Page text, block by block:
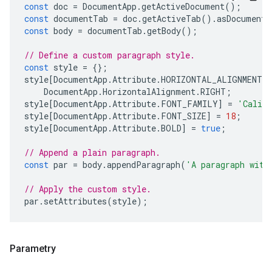
const doc = DocumentApp .getActiveDocument();
const documentTab = doc.getActiveTab().
const body = documentTab .getBody();
// Define a custom paragraph style.
const style = {};
style[DocumentApp .Attribute.HORIZONTAL_ALIGNMENT
DocumentApp .HorizontalAlignment.RIGHT ;
style[DocumentApp .Attribute. FONT_FAMILY] =
style[DocumentApp .Attribute. FONT_SIZE] = 18 ;
style[DocumentApp .Attribute.BOLD] = true ;
// Append a plain paragraph.
const par = body.appendParagraph( 'A paragraph
// Apply the custom style.
par . setAttributes(style);
Parametry